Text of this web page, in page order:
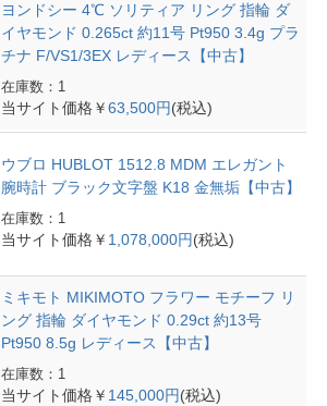
ヨンドシー 4℃ ソリティア リング 指輪 ダ
イヤモンド 0.265ct 約11号 Pt950 3.4g プラ
チナ F/VS1/3EX レディース【中古】
在庫数：1
当サイト価格￥63,500円(税込)
ウブロ HUBLOT 1512.8 MDM エレガント
腕時計 ブラック文字盤 K18 金無垢【中古】
在庫数：1
当サイト価格￥ 1,078,000円(税込)
ミキモト MIKIMOTO フラワー モチーフ リ
ング 指輪 ダイヤモンド 0.29ct 約13号
Pt950 8.5g レディース【中古】
在庫数：1
当サイト価格￥ 145,000円(税込)